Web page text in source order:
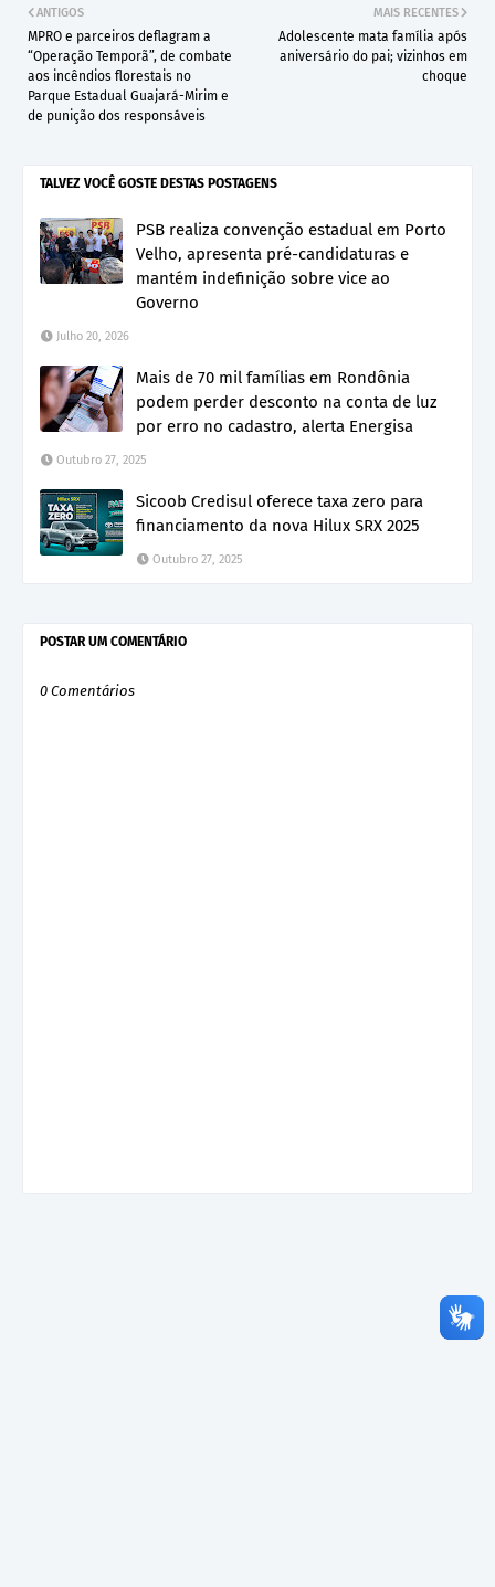
MAIS RECENTES
Adolescente mata família após
aniversário do pai; vizinhos em
choque
ANTIGOS
MPRO e parceiros deflagram a
“Operação Temporã”, de combate
aos incêndios florestais no
Parque Estadual Guajará-Mirim e
de punição dos responsáveis
TALVEZ VOCÊ GOSTE DESTAS POSTAGENS
PSB realiza convenção estadual em Porto
Velho, apresenta pré-candidaturas e
mantém indefinição sobre vice ao
Governo
Julho 20, 2026
Mais de 70 mil famílias em Rondônia
podem perder desconto na conta de luz
por erro no cadastro, alerta Energisa
Outubro 27, 2025
Sicoob Credisul oferece taxa zero para
financiamento da nova Hilux SRX 2025
Outubro 27, 2025
POSTAR UM COMENTÁRIO
0 Comentários